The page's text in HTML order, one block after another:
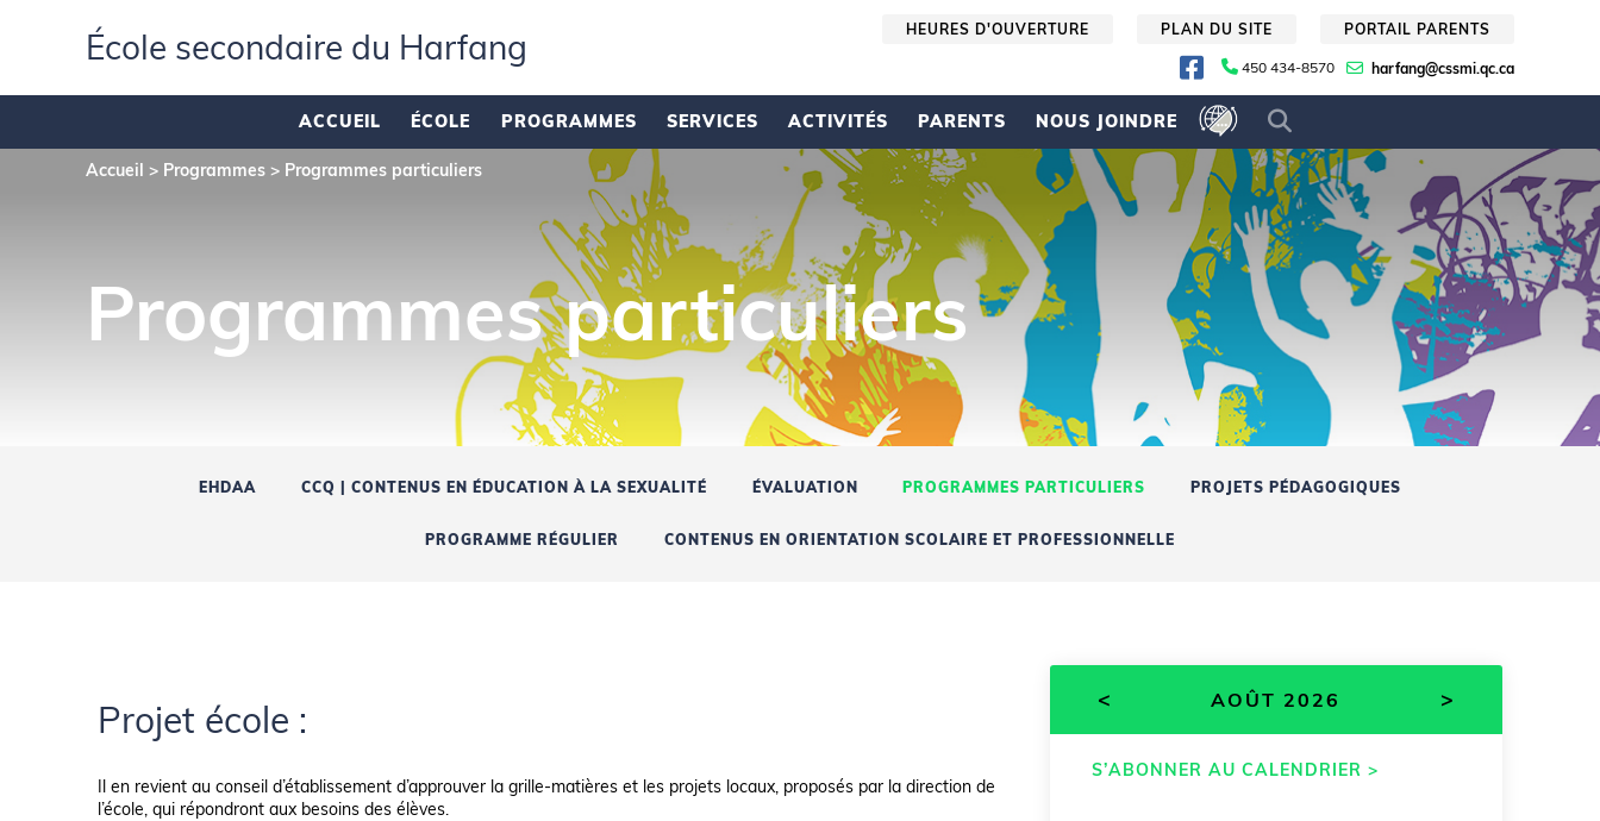
École secondaire du Harfang PLAN DU SITE PORTAIL PARENTS
HEURES D'OUVERTURE
450 434-8570 harfang@cssmi.qc.ca
ACCUEIL ÉCOLE PROGRAMMES SERVICES ACTIVITÉS PARENTS NOUS JOINDRE
Accueil > Programmes > Programmes particuliers
Programmes particuliers
EHDAA CCQ | CONTENUS EN ÉDUCATION À LA SEXUALITÉ ÉVALUATION PROGRAMMES PARTICULIERS PROJETS PÉDAGOGIQUES
PROGRAMME RÉGULIER CONTENUS EN ORIENTATION SCOLAIRE ET PROFESSIONNELLE
Projet école :
Il en revient au conseil d’établissement d’approuver la grille-matières et les projets locaux, proposés par la direction de
l’école, qui répondront aux besoins des élèves.
< AOÛT 2026 >
S’ABONNER AU CALENDRIER >